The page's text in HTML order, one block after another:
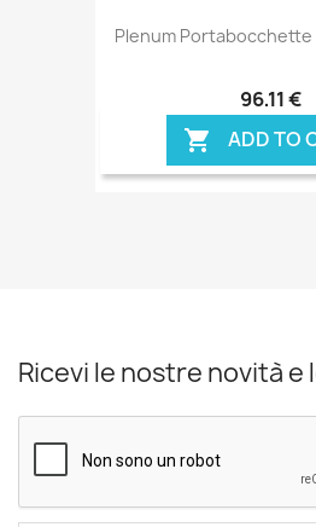
Plenum Portabocchette
96,11 €
 ADD TO
Ricevi le nostre novità